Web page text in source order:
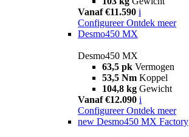
Vanaf €11.590 i
Configureer Ontdek meer
Desmo450 MX
Desmo450 MX
63,5 pk Vermogen
53,5 Nm Koppel
104,8 kg Gewicht
Vanaf €12.090 i
Configureer Ontdek meer
new Desmo450 MX Factory